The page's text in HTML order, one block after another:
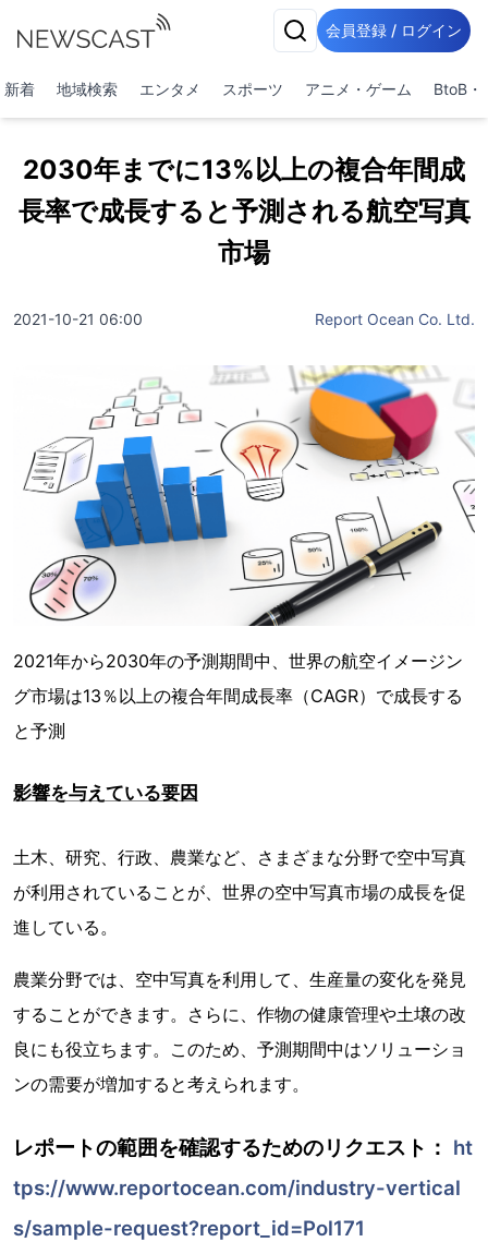
会員登録 / ログイン
新着 地域検索 エンタメ スポーツ アニメ・ゲーム BtoB・
2030年までに13%以上の複合年間成
長率で成長すると予測される航空写真
市場
2021-10-21 06:00 Report Ocean Co. Ltd.
2021年から2030年の予測期間中、世界の航空イメージン
グ市場は13％以上の複合年間成長率（CAGR）で成長する
と予測
影響を与えている要因
土木、研究、行政、農業など、さまざまな分野で空中写真
が利用されていることが、世界の空中写真市場の成長を促
進している。
農業分野では、空中写真を利用して、生産量の変化を発見
することができます。さらに、作物の健康管理や土壌の改
良にも役立ちます。このため、予測期間中はソリューショ
ンの需要が増加すると考えられます。
レポートの範囲を確認するためのリクエスト： ht
tps://www.reportocean.com/industry-vertical
s/sample-request?report_id=Pol171